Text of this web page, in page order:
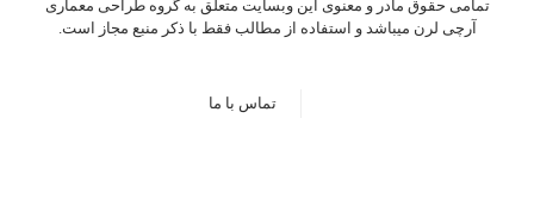
تمامی حقوق مادر و معنوی این وبسایت متعلق به گروه طراحی معماری
آرچی لرن میباشد و استفاده از مطالب فقط با ذکر منبع مجاز است.
تماس با ما